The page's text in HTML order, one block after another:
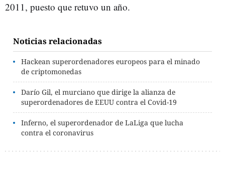
2011, puesto que retuvo un año.
Noticias relacionadas
Hackean superordenadores europeos para el minado
de criptomonedas
Darío Gil, el murciano que dirige la alianza de
superordenadores de EEUU contra el Covid-19
Inferno, el superordenador de LaLiga que lucha
contra el coronavirus